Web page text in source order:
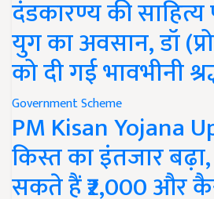
दंडकारण्य की
युग का अवसान, डॉ
को दी गई भावभीनी
Government Scheme
PM Kisan Yojana
किस्त का इंतजार
सकते हैं ₹2,000 और